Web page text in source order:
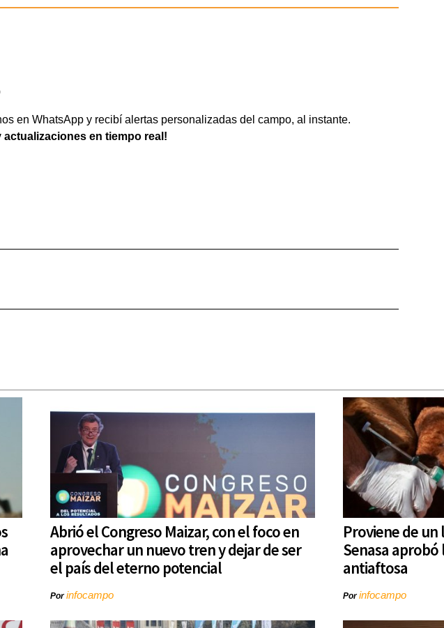
en WhatsApp y recibí alertas personalizadas del campo, al instante.
actualizaciones en tiempo real!
Abrió el Congreso Maizar, con el foco en
aprovechar un nuevo tren y dejar de ser
el país del eterno potencial
Porinfocampo
Proviene de
Senasa
antiaftosa
Porinfocampo